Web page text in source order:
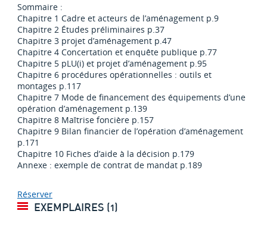
Sommaire :
Chapitre 1 Cadre et acteurs de l’aménagement p.9
Chapitre 2 Études préliminaires p.37
Chapitre 3 projet d’aménagement p.47
Chapitre 4 Concertation et enquête publique p.77
Chapitre 5 pLU(i) et projet d’aménagement p.95
Chapitre 6 procédures opérationnelles : outils et
montages p.117
Chapitre 7 Mode de financement des équipements d’une
opération d’aménagement p.139
Chapitre 8 Maîtrise foncière p.157
Chapitre 9 Bilan financier de l’opération d’aménagement
p.171
Chapitre 10 Fiches d’aide à la décision p.179
Annexe : exemple de contrat de mandat p.189
Réserver
EXEMPLAIRES (1)